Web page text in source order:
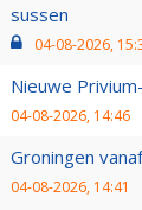
sussen
04-08-2026,
Nieuwe
04-08-2026, 14:46
Groningen
04-08-2026, 14:41